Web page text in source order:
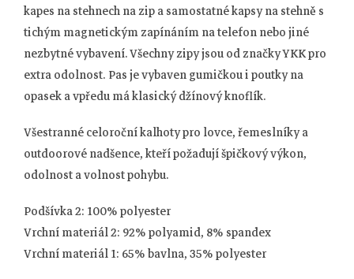
kapes na stehnech na zip a samostatné kapsy na stehně s
tichým magnetickým zapínáním na telefon nebo jiné
nezbytné vybavení. Všechny zipy jsou od značky YKK pro
extra odolnost. Pas je vybaven gumičkou i poutky na
opasek a vpředu má klasický džínový knoflík.
Všestranné celoroční kalhoty pro lovce, řemeslníky a
outdoorové nadšence, kteří požadují špičkový výkon,
odolnost a volnost pohybu.
Podšívka 2: 100% polyester
Vrchní materiál 2: 92% polyamid, 8% spandex
Vrchní materiál 1: 65% bavlna, 35% polyester